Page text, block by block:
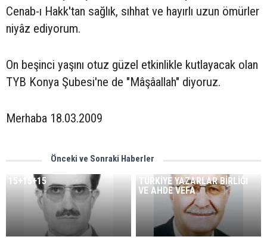
Cenab-ı Hakk'tan sağlık, sıhhat ve hayırlı uzun ömürler
niyâz ediyorum.
On beşinci yaşını otuz güzel etkinlikle kutlayacak olan
TYB Konya Şubesi'ne de "Mâşâallah" diyoruz.
Merhaba 18.03.2009
Önceki ve Sonraki Haberler
15+15+15
TÜRKİYE YAZARLAR BİRLİĞİ
VE AHDE VEFA